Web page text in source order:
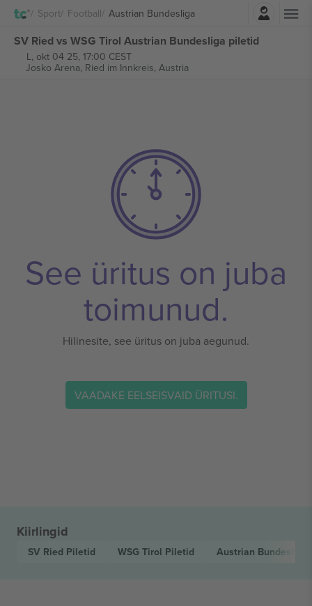
Sport Football Austrian Bundesliga
Logi sisse
SV Ried vs WSG Tirol Austrian Bundesliga piletid
L, okt 04 25, 17:00 CEST
Josko Arena, Ried im Innkreis, Austria
See üritus on juba
toimunud.
Hilinesite, see üritus on juba aegunud.
VAADAKE EELSEISVAID ÜRITUSI.
Kiirlingid
SV Ried Piletid WSG Tirol Piletid Austrian Bundesliga